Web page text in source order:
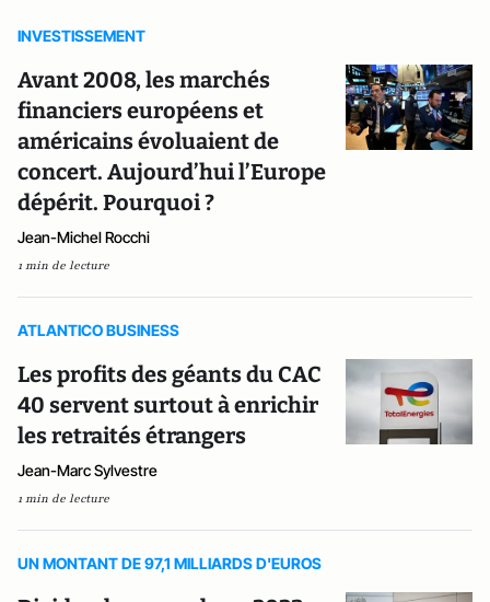
INVESTISSEMENT
Avant 2008, les marchés
financiers européens et
américains évoluaient de
concert. Aujourd’hui l’Europe
dépérit. Pourquoi ?
Jean-Michel Rocchi
1 min de lecture
ATLANTICO BUSINESS
Les profits des géants du CAC
40 servent surtout à enrichir
les retraités étrangers
Jean-Marc Sylvestre
1 min de lecture
UN MONTANT DE 97,1 MILLIARDS D'EUROS